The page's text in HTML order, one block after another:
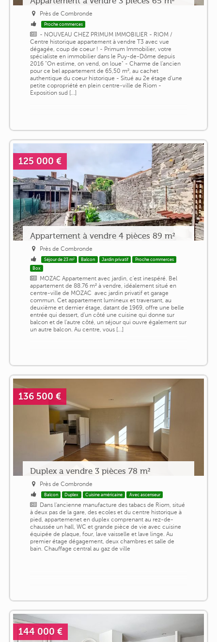
Près de Combronde
Proche commerces
- NOUVEAU CHEZ PRIMUM IMMOBILIER - RIOM /
Centre historique appartement à vendre T3 avec vue
dégagée, coup de coeur ! - Primum Immobilier, votre
spécialiste en immobilier dans le Puy-de-Dôme depuis
2016 "On estime, on vend, on loue" - Charme de l'ancien
pour ce bel appartement de 65,50 m², au cachet
authentique du coeur historique - Situé au 2e étage d'une
petite copropriété en plein centre-ville de Riom -
Exposition sud [...]
125 000 €
Appartement à vendre 4 pièces 89 m²
Près de Combronde
Séjour de 23 m² Balcon Jardin privatif
Proche commerces
Box
MOZAC Appartement avec jardin, c'est inespéré. Bel
appartement de 88.76 m² à vendre, idéalement situé en
centre-ville de MOZAC ️ avec jardin privatif et garage
commun. Cet appartement lumineux et traversant, au
deuxième et dernier étage, datant de 1969, offre une belle
entrée qui dessert, d'un côté une cuisine qui donne sur
balcon et de l'autre côté, un séjour qui ouvre également sur
un autre balcon. Au centre, vous [...]
136 500 €
Duplex a vendre 3 pièces 78 m²
Près de Combronde
Balcon Duplex Cuisine américaine Avec ascenseur
Dans l'ancienne manufacture des tabacs de Riom, situé
à deux pas de la gare, des ecoles et du centre historique à
pied, appartemenet en duplex comprenant au rez-de-
chaussée un hall, WC et grande pièce de vie avec cuisine
équipée de plaque, four, lave vaisselle et lave linge. Au
premier étage dégagement, deux chambres et salle de
bain. Chauffage central au gaz de ville
144 000 €